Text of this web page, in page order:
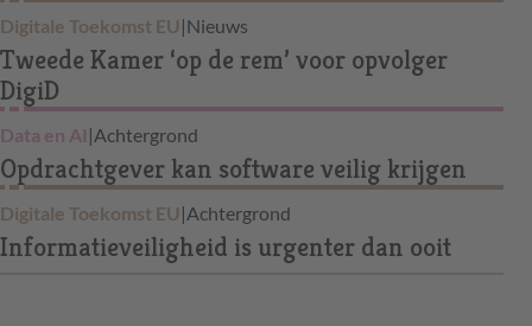
Digitale Toekomst EU |Nieuws
Tweede Kamer ‘op de rem’ voor opvolger
DigiD
Data en AI |Achtergrond
Opdrachtgever kan software veilig krijgen
Digitale Toekomst EU |Achtergrond
Informatieveiligheid is urgenter dan ooit